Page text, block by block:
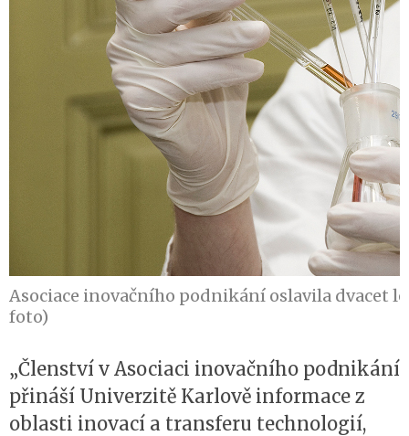
Asociace inovačního podnikání oslavila dvacet
foto)
„Členství v Asociaci inovačního podnikání
přináší Univerzitě Karlově informace z
oblasti inovací a transferu technologií,